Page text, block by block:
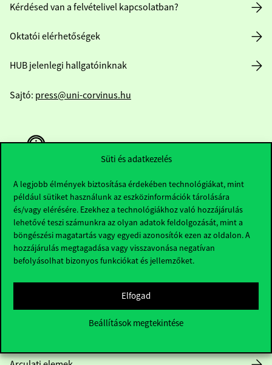
Süti és adatkezelés
A legjobb élmények biztosítása érdekében technológiákat, mint
például sütiket használunk az eszközinformációk tárolására
és/vagy elérésére. Ezekhez a technológiákhoz való hozzájárulás
lehetővé teszi számunkra az olyan adatok feldolgozását, mint a
böngészési magatartás vagy egyedi azonosítók ezen az oldalon. A
hozzájárulás megtagadása vagy visszavonása negatívan
befolyásolhat bizonyos funkciókat és jellemzőket.
Elfogad
Beállítások megtekintése
Kérdésed van a felvételivel kapcsolatban?
Oktatói elérhetőségek
HUB jelenlegi hallgatóinknak
Sajtó: press@uni-corvinus.hu
Hasznos linkek
Nyitvatartás